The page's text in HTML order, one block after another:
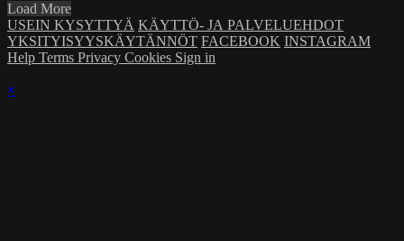
Load More
USEIN KYSYTTYÄ KÄYTTÖ- JA PALVELUEHDOT
YKSITYISYYSKÄYTÄNNÖT FACEBOOK INSTAGRAM
Help Terms Privacy Cookies Sign in
×